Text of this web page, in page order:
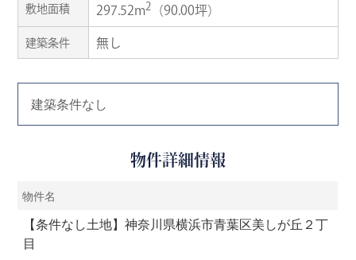
敷地面積 297.52m2 （90.00坪）
建築条件 無し
建築条件なし
物件詳細情報
物件名
【条件なし土地】神奈川県横浜市青葉区美しが丘２丁
目